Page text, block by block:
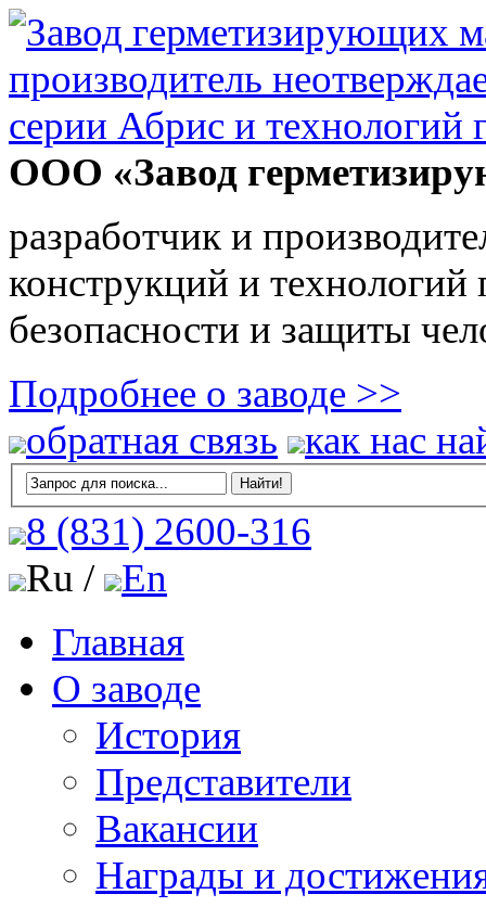
ООО «Завод
разработчик и
конструкций и
безопасности и защиты
Подробнее о заводе >>
обратная связь
как нас
8 (831) 2600-316
Ru /
En
Главная
О заводе
История
Представители
Вакансии
Награды и